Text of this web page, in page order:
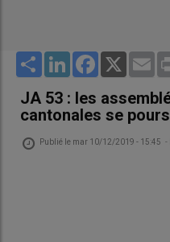
Share LinkedInFacebook
X
JA 53 : les
cantonales se
Publié le mar 10/12/2019 - 15:45 -